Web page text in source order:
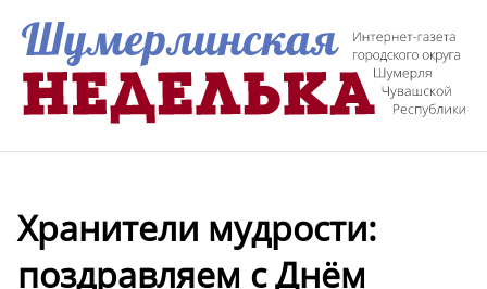
Хранители мудрости:
поздравляем с Днём